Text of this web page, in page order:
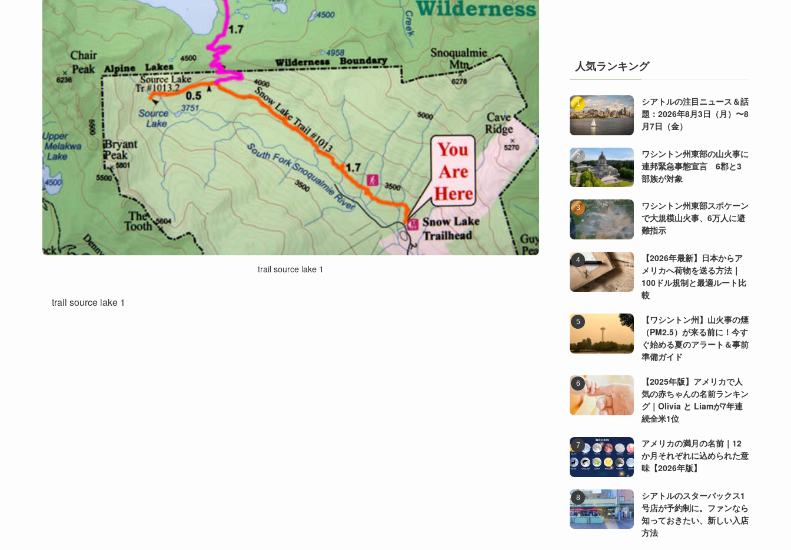
trail source lake 1
trail source lake 1
人気ランキング
シアトルの注目ニュース＆話
題：2026年8月3日（月）〜8
月7日（金）
ワシントン州東部の山火事に
連邦緊急事態宣言 6郡と3
部族が対象
ワシントン州東部スポケーン
で大規模山火事、6万人に避
難指示
【2026年最新】日本からア
メリカへ荷物を送る方法｜
100ドル規制と最適ルート比
較
【ワシントン州】山火事の煙
（PM2.5）が来る前に！今す
ぐ始める夏のアラート＆事前
準備ガイド
【2025年版】アメリカで人
気の赤ちゃんの名前ランキン
グ｜Olivia と Liamが7年連
続全米1位
アメリカの満月の名前｜12
か月それぞれに込められた意
味【2026年版】
シアトルのスターバックス1
号店が予約制に。ファンなら
知っておきたい、新しい入店
方法